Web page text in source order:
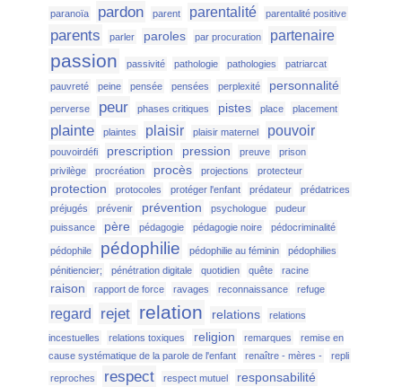
paranoïa pardon parent parentalité parentalité positive
parents parler paroles par procuration partenaire
passion passivité pathologie pathologies patriarcat
pauvreté peine pensée pensées perplexité personnalité
perverse peur phases critiques pistes place placement
plainte plaintes plaisir plaisir maternel pouvoir
pouvoirdéfi prescription pression preuve
prison
privilège
procréation procès projections protecteur
protection protocoles protéger l'enfant prédateur
prédatrices
préjugés
prévenir prévention psychologue
pudeur
puissance
père pédagogie pédagogie noire pédocriminalité
pédophile pédophilie pédophilie au féminin
pédophilies
pénitiencier;
pénétration digitale quotidien quête racine
raison rapport de force ravages reconnaissance refuge
regard rejet relation relations relations
incestuelles relations toxiques religion remarques
remise en
cause systématique de la parole de l'enfant
renaître - mères - repli
reproches respect respect mutuel responsabilité